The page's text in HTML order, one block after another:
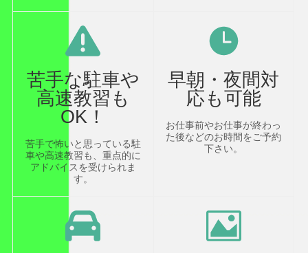
苦手な駐車や
高速教習も
OK！
苦手で怖いと思っている駐
車や高速教習も、重点的に
アドバイスを受けられま
す。
早朝・夜間対
応も可能
お仕事前やお仕事が終わっ
た後などのお時間をご予約
下さい。